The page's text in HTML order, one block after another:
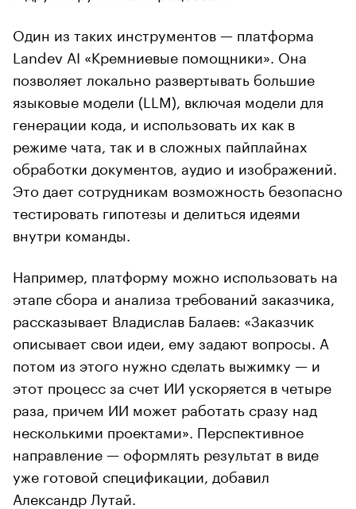
Один из таких инструментов — платформа
Landev AI «Кремниевые помощники». Она
позволяет локально развертывать большие
языковые модели (LLM), включая модели для
генерации кода, и использовать их как в
режиме чата, так и в сложных пайплайнах
обработки документов, аудио и изображений.
Это дает сотрудникам возможность безопасно
тестировать гипотезы и делиться идеями
внутри команды.
Например, платформу можно использовать на
этапе сбора и анализа требований заказчика,
рассказывает Владислав Балаев: «Заказчик
описывает свои идеи, ему задают вопросы. А
потом из этого нужно сделать выжимку — и
этот процесс за счет ИИ ускоряется в четыре
раза, причем ИИ может работать сразу над
несколькими проектами». Перспективное
направление — оформлять результат в виде
уже готовой спецификации, добавил
Александр Лутай.